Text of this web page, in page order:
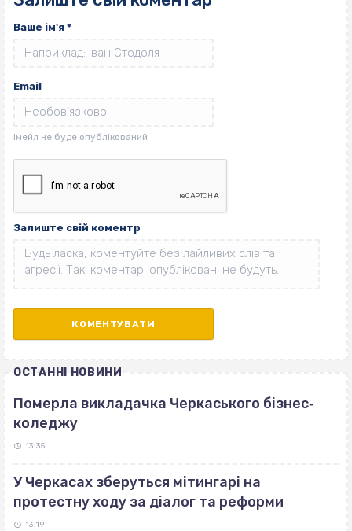
Ваше ім'я *
Email
Залиште свій коментр
ОСТАННІ НОВИНИ
Померла викладачка Черкаського бізнес‐
коледжу
13:35
У Черкасах зберуться мітингарі на
протестну ходу за діалог та реформи
13:19